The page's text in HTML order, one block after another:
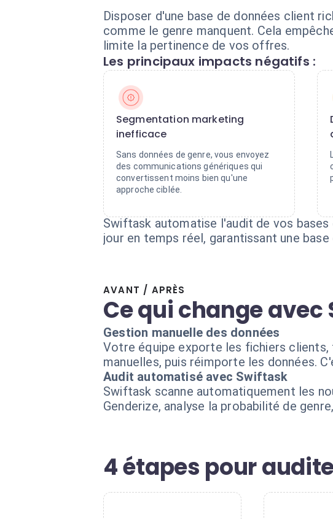
Disposer d'une base de données client
comme le genre manquent. Cela
limite la pertinence de vos offres.
Les principaux impacts négatifs :
Segmentation marketing
inefficace
Sans données de genre, vous envoyez
des communications génériques qui
convertissent moins bien qu'une
approche ciblée.
Swiftask automatise l'audit de vos
jour en temps réel, garantissant une
AVANT / APRÈS
Ce qui change
Gestion manuelle des données
Votre équipe exporte les fichiers clients,
manuelles, puis réimporte les données.
Audit automatisé avec Swiftask
Swiftask scanne automatiquement les
Genderize, analyse la probabilité de
4 étapes pour